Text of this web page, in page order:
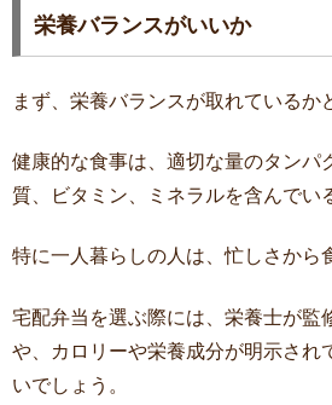
栄養バランスがいいか
まず、栄養バランスが取れているか
健康的な食事は、適切な量のタンパ
質、ビタミン、ミネラルを含んでい
特に一人暮らしの人は、忙しさから
宅配弁当を選ぶ際には、栄養士が監
や、カロリーや栄養成分が明示され
いでしょう。